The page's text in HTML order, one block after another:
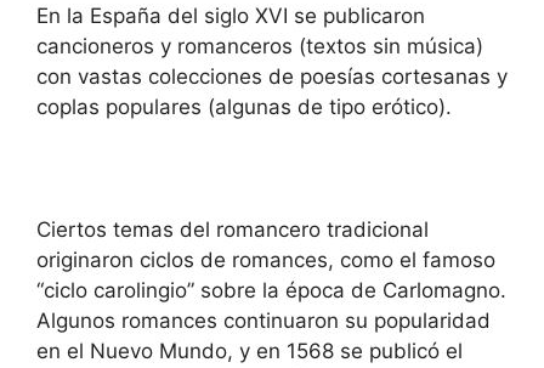
En la España del siglo XVI se publicaron
cancioneros y romanceros (textos sin música)
con vastas colecciones de poesías cortesanas y
coplas populares (algunas de tipo erótico).
Ciertos temas del romancero tradicional
originaron ciclos de romances, como el famoso
“ciclo carolingio” sobre la época de Carlomagno.
Algunos romances continuaron su popularidad
en el Nuevo Mundo, y en 1568 se publicó el